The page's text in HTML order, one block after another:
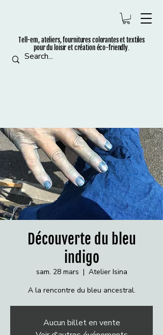
Tell-em, ateliers, fournitures colorantes et textiles
pour du loisir et création éco-friendly.
Découverte du bleu
indigo
sam. 28 mars
  |
Atelier Isina
A la rencontre du bleu ancestral.
Aucun billet en vente